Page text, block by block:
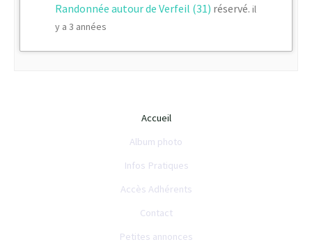
Randonnée autour de Verfeil (31) réservé. il
y a 3 années
Accueil
Album photo
Infos Pratiques
Accès Adhérents
Contact
Petites annonces